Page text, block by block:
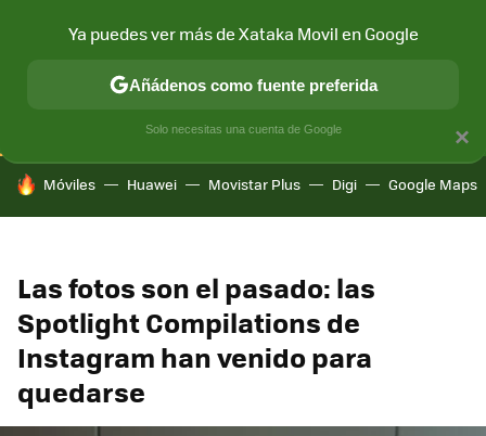
CONECTIVIDAD MÓVIL Y SOCIEDAD APLICACIONES
HOY SE HABLA DE
Móviles Huawei Movistar Plus Digi Google Maps
Las fotos son el pasado: las
Spotlight Compilations de
Instagram han venido para
quedarse
×
Ya puedes ver más de Xataka Movil en Google
Añádenos como fuente preferida
Solo necesitas una cuenta de Google